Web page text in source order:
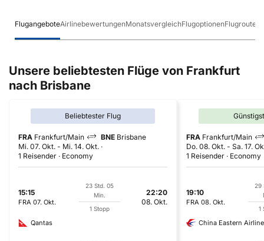
FlugangeboteAirlinebewertungenMonatsvergleichFlugoptionenFlugrouten
Unsere beliebtesten Flüge von Frankfurt
nach Brisbane
Beliebtester Flug
FRA Frankfurt/Main BNE Brisbane
Mi. 07. Okt. - Mi. 14. Okt.
1 Reisender
Economy
15:15
FRA 07. Okt.
23 Std. 05
Min.
1 Stopp
22:20
08. Okt.
Qantas
FRA Frankfurt/Main
Do. 08. Okt. - Sa. 17.
1 Reisender
Economy
19:10
FRA 08. Okt.
29
1
China Eastern